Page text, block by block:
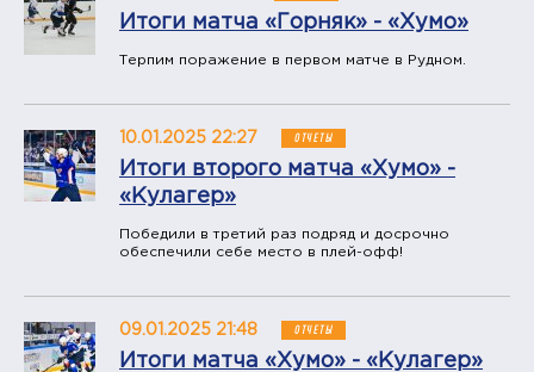
Итоги матча «Горняк» - «Хумо»
Терпим поражение в первом матче в Рудном.
10.01.2025 22:27 ОТЧЕТЫ
Итоги второго матча «Хумо» -
«Кулагер»
Победили в третий раз подряд и досрочно
обеспечили себе место в плей-офф!
09.01.2025 21:48 ОТЧЕТЫ
Итоги матча «Хумо» - «Кулагер»